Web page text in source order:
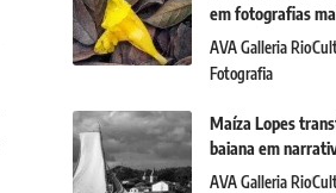
em fotografias
AVA Galleria Rio
Fotografia
Maíza Lopes
baiana em
AVA Galleria Rio